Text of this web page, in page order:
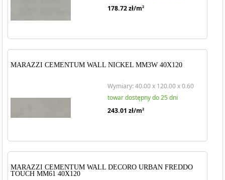
178.72zł/m2
MARAZZI CEMENTUM WALL NICKEL MM3W 40X120
Wymiary: 40.00 x 120.00 x 0.60
towar dostępny do 25 dni
243.01 zł/m2
MARAZZI CEMENTUM WALL DECORO URBAN FREDDO
TOUCH MM61 40X120